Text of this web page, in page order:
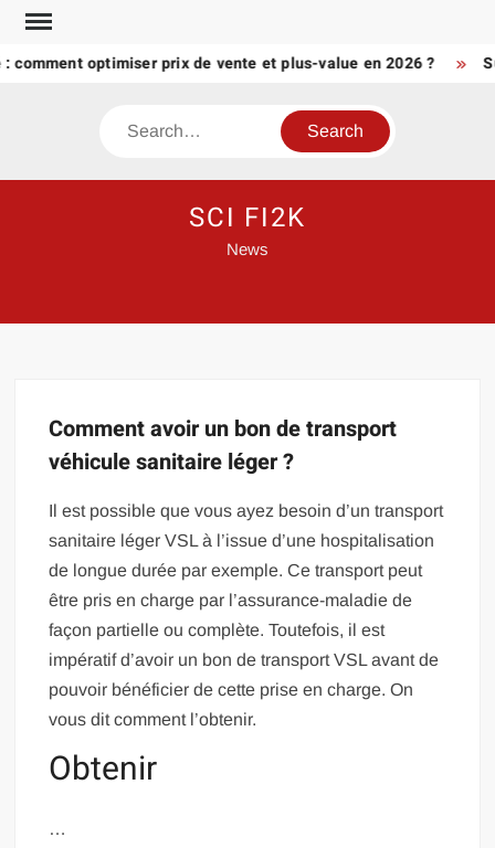
Skip
content
optimiser prix de vente et plus-value en 2026 ?
Search
SCI FI2K
News
Comment avoir un bon de transport
véhicule sanitaire léger ?
Il est possible que vous ayez besoin d’un transport
sanitaire léger VSL à l’issue d’une hospitalisation
de longue durée par exemple. Ce transport peut
être pris en charge par l’assurance-maladie de
façon partielle ou complète. Toutefois, il est
impératif d’avoir un bon de transport VSL avant de
pouvoir bénéficier de cette prise en charge. On
vous dit comment l’obtenir.
Obtenir
…